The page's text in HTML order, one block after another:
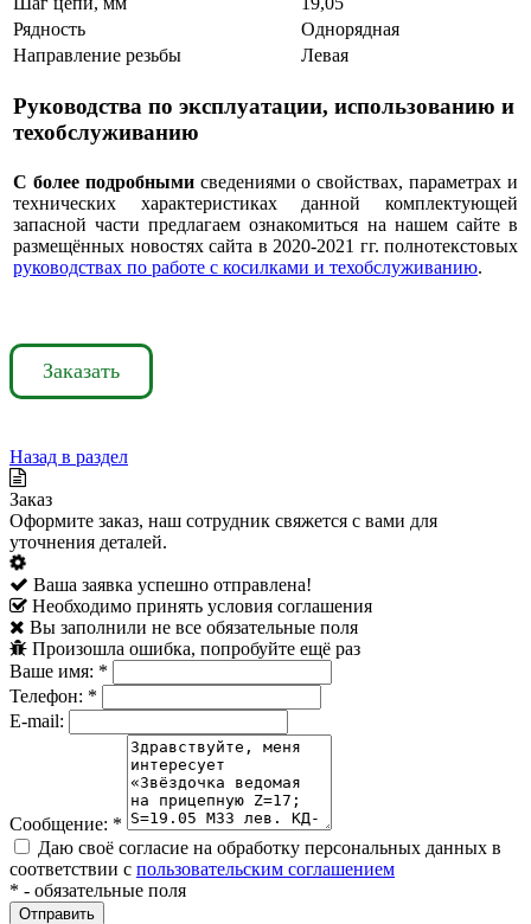
Рядность
Однорядная
Направление резьбы
Левая
Руководства по эксплуатации, использованию и
техобслуживанию
С более подробнымисведениями о свойствах, параметрах и
технических характеристиках данной комплектующей
запасной части предлагаем ознакомиться на нашем сайте в
размещённых новостях сайта в 2020-2021 гг. полнотекстовых
руководствах по работе с косилками и техобслуживанию.
Заказать
Назад в раздел
Заказ
Оформите заказ, наш сотрудник свяжется с вами для
уточнения деталей.
Ваша заявка успешно отправлена!
Необходимо принять условия соглашения
Вы заполнили не все обязательные поля
Произошла ошибка, попробуйте ещё раз
Ваше имя: *
Телефон: *
E-mail:
Сообщение: *
Даю своё согласие на обработку персональных данных в
соответствии с пользовательским соглашением
* - обязательные поля